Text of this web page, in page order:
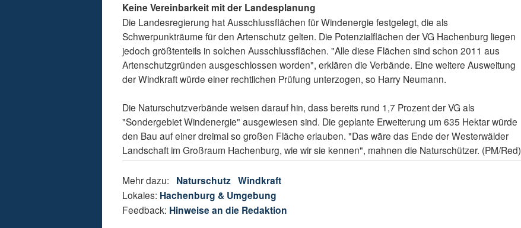
Keine Vereinbarkeit mit der Landesplanung
Die Landesregierung hat Ausschlussflächen für Windenergie festgelegt, die als
Schwerpunkträume für den Artenschutz gelten. Die Potenzialflächen der VG Hachenburg liegen
jedoch größtenteils in solchen Ausschlussflächen. "Alle diese Flächen sind schon 2011 aus
Artenschutzgründen ausgeschlossen worden", erklären die Verbände. Eine weitere Ausweitung
der Windkraft würde einer rechtlichen Prüfung unterzogen, so Harry Neumann.
Die Naturschutzverbände weisen darauf hin, dass bereits rund 1,7 Prozent der VG als
"Sondergebiet Windenergie" ausgewiesen sind. Die geplante Erweiterung um 635 Hektar würde
den Bau auf einer dreimal so großen Fläche erlauben. "Das wäre das Ende der Westerwälder
Landschaft im Großraum Hachenburg, wie wir sie kennen", mahnen die Naturschützer. (PM/Red)
Mehr dazu: Naturschutz Windkraft
Lokales: Hachenburg & Umgebung
Feedback: Hinweise an die Redaktion